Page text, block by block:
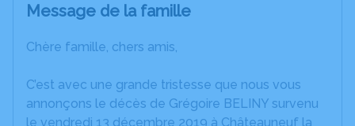
Message de la famille
Chère famille, chers amis,
C’est avec une grande tristesse que nous vous
annonçons le décès de Grégoire BELINY survenu
le vendredi 13 décembre 2019 à Châteauneuf la